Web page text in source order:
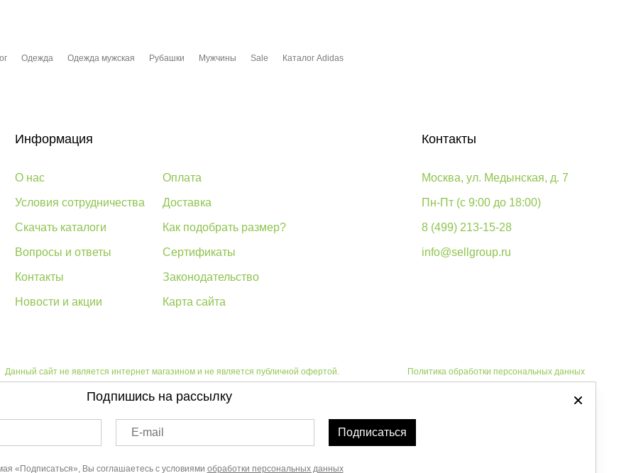
Одежда Одежда мужская Рубашки Мужчины Sale Каталог Adidas
Информация
О нас
Условия сотрудничества
Скачать каталоги
Вопросы и ответы
Контакты
Новости и акции
Оплата
Доставка
Как подобрать размер?
Сертификаты
Законодательство
Карта сайта
Контакты
Москва, ул. Медынская, д. 7
Пн-Пт (с 9:00 до 18:00)
8 (499) 213-15-28
info@sellgroup.ru
Данный сайт не является интернет магазином и не является публичной офертой. Политика обработки персональных данных
Автоматизировано -
Подпишись на рассылку
E-mail Подписаться
«Подписаться», Вы соглашаетесь с условиями обработки персональных данных